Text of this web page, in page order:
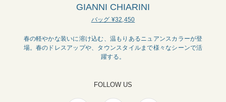
GIANNI CHIARINI
バッグ ¥32,450
春の軽やかな装いに溶け込む、温もりあるニュアンスカラーが登
場。春のドレスアップや、タウンスタイルまで様々なシーンで活
躍する。
FOLLOW US